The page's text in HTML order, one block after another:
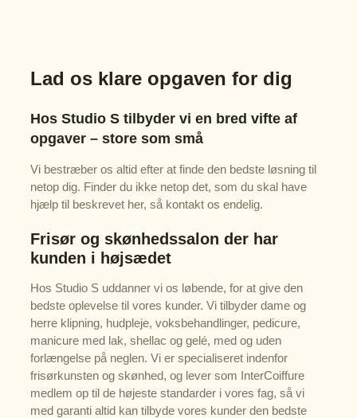
Lad os klare opgaven for dig
Hos Studio S tilbyder vi en bred vifte af
opgaver – store som små
Vi bestræber os altid efter at finde den bedste løsning til
netop dig. Finder du ikke netop det, som du skal have
hjælp til beskrevet her, så kontakt os endelig.
Frisør og skønhedssalon der har
kunden i højsædet
Hos Studio S uddanner vi os løbende, for at give den
bedste oplevelse til vores kunder. Vi tilbyder dame og
herre klipning, hudpleje, voksbehandlinger, pedicure,
manicure med lak, shellac og gelé, med og uden
forlængelse på neglen. Vi er specialiseret indenfor
frisørkunsten og skønhed, og lever som InterCoiffure
medlem op til de højeste standarder i vores fag, så vi
med garanti altid kan tilbyde vores kunder den bedste